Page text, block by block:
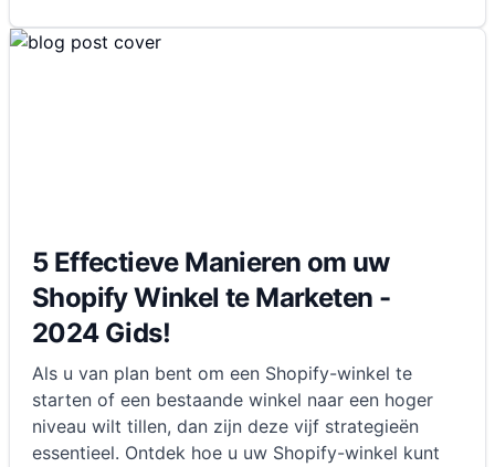
5 Effectieve Manieren om uw
Shopify Winkel te Marketen -
2024 Gids!
Als u van plan bent om een Shopify-winkel te
starten of een bestaande winkel naar een hoger
niveau wilt tillen, dan zijn deze vijf strategieën
essentieel. Ontdek hoe u uw Shopify-winkel kunt